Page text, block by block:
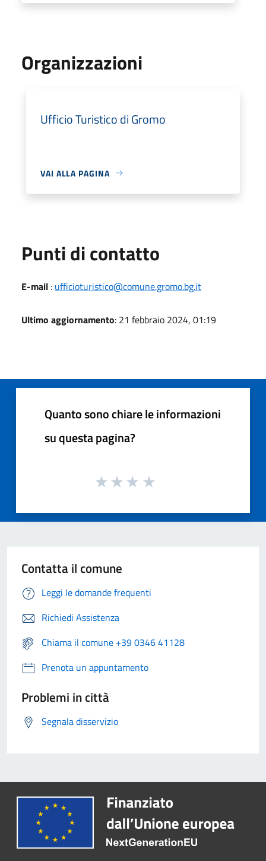
Organizzazioni
Ufficio Turistico di Gromo
VAI ALLA PAGINA
Punti di contatto
E-mail : ufficioturistico@comune.gromo.bg.it
Ultimo aggiornamento: 21 febbraio 2024, 01:19
Quanto sono chiare le informazioni
su questa pagina?
Contatta il comune
Leggi le domande frequenti
Richiedi Assistenza
Chiama il comune +39 0346 41128
Prenota un appuntamento
Problemi in città
Segnala disservizio